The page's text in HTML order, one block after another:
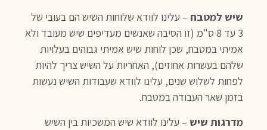
שיש למטבח – עלינו לוודא שלוחות השיש הם בעובי של
3 עד 8 ס"מ (זו הסיבה שאנשים מעדיפים שיש מעובד ולא
אמיתי במטבח, שכן לוחות שיש אמיתי גבוהים בעלויות
שלהם בעשרות אחוזים), האחריות על השיש צריך להיות
לפחות לשלוש שנים, עלינו לוודא שעבודות השיש נעשות
בזמן שאר העבודה במטבח.
מדרגות שיש – עלינו לוודא שיש המשכיות בין השיש